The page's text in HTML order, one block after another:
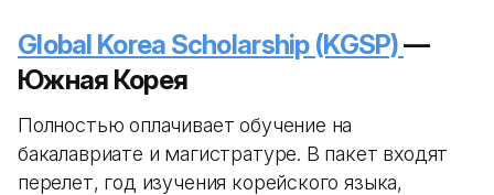
Global Korea Scholarship (KGSP)—
Южная Корея
Полностью оплачивает обучение на
бакалавриате и магистратуре. В пакет входят
перелет, год изучения корейского языка,